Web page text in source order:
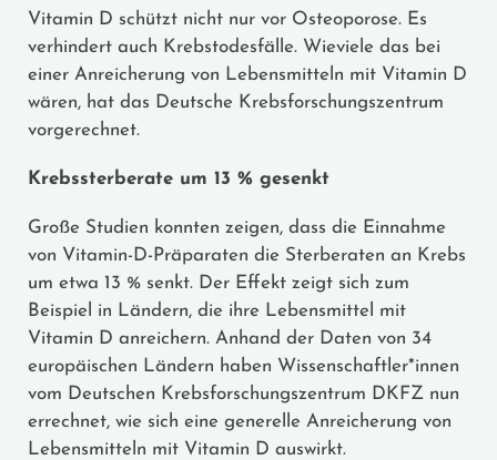
Vitamin D schützt nicht nur vor Osteoporose. Es
verhindert auch Krebstodesfälle. Wieviele das bei
einer Anreicherung von Lebensmitteln mit Vitamin D
wären, hat das Deutsche Krebsforschungszentrum
vorgerechnet.
Krebssterberate um 13 % gesenkt
Große Studien konnten zeigen, dass die Einnahme
von Vitamin-D-Präparaten die Sterberaten an Krebs
um etwa 13 % senkt. Der Effekt zeigt sich zum
Beispiel in Ländern, die ihre Lebensmittel mit
Vitamin D anreichern. Anhand der Daten von 34
europäischen Ländern haben Wissenschaftler*innen
vom Deutschen Krebsforschungszentrum DKFZ nun
errechnet, wie sich eine generelle Anreicherung von
Lebensmitteln mit Vitamin D auswirkt.